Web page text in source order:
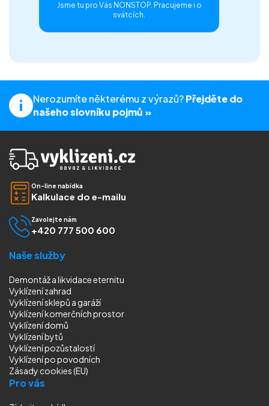
Jsme tu pro Vás NONSTOP. Pracujeme i o
svátcích.
Nerozumíte některému z výrazů?Přejděte do
našeho slovníku pojmů »
On-line nabídka
Kalkulace do e-mailu
Zavolejte nám
+420 777 500 600
Naše služby
Demontáž a likvidace eternitu
Vyklízení zahrad
Vyklízení sklepů a garáží
Vyklízení komerčních prostor
Vyklízení domů
Vyklízení bytů
Vyklízení pozůstalostí
Vyklízenípo povodních
Zásady cookies (EU)
Pro vás